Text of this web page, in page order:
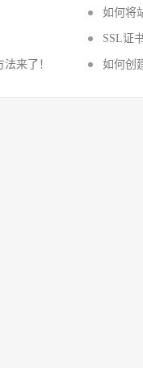
如何将
SSL证
来了！ 如何创